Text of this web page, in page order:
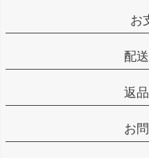
お
配
返
お